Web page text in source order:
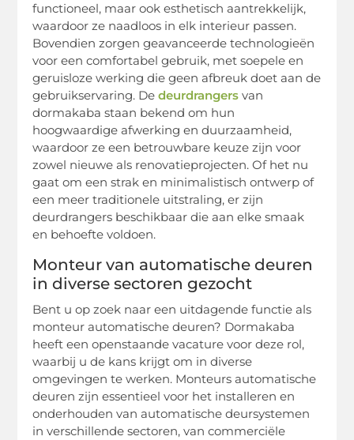
functioneel, maar ook esthetisch aantrekkelijk,
waardoor ze naadloos in elk interieur passen.
Bovendien zorgen geavanceerde technologieën
voor een comfortabel gebruik, met soepele en
geruisloze werking die geen afbreuk doet aan de
gebruikservaring. Dedeurdrangers van
dormakaba staan bekend om hun
hoogwaardige afwerking en duurzaamheid,
waardoor ze een betrouwbare keuze zijn voor
zowel nieuwe als renovatieprojecten. Of het nu
gaat om een strak en minimalistisch ontwerp of
een meer traditionele uitstraling, er zijn
deurdrangers beschikbaar die aan elke smaak
en behoefte voldoen.
Monteur van automatische deuren
in diverse sectoren gezocht
Bent u op zoek naar een uitdagende functie als
monteur automatische deuren? Dormakaba
heeft een openstaande vacature voor deze rol,
waarbij u de kans krijgt om in diverse
omgevingen te werken. Monteurs automatische
deuren zijn essentieel voor het installeren en
onderhouden van automatische deursystemen
in verschillende sectoren, van commerciële